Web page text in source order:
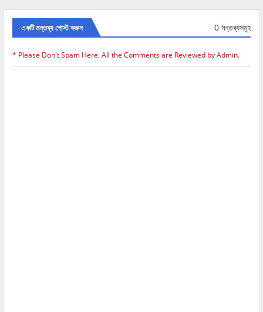
একটি মন্তব্য পোস্ট করুন 0 মন্তব্যসমূহ
* Please Don't Spam Here. All the Comments are Reviewed by Admin.